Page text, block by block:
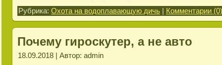
Рубрика: Охота на водоплавающую дичь Комментарии
Почему гироскутер, а не авто
18.09.2018 | Автор: admin